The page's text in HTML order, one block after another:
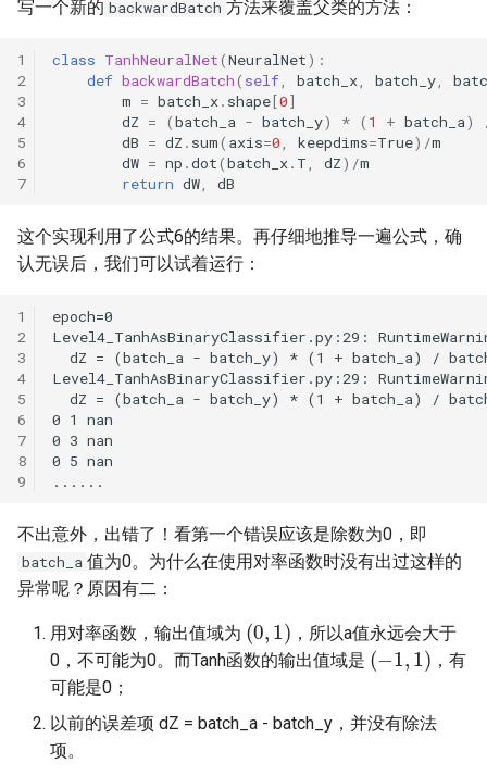
写一个新的 backwardBatch 方法来覆盖父类的方法：
class TanhNeuralNet(NeuralNet):
def backwardBatch( self, batch_x, batch_y,
m = batch_x. shape[0]
dZ = (batch_a - batch_y) * ( 1 + batch_a)
dB = dZ . sum( axis=0, keepdims=True) /m
dW = np .dot(batch_x. T, dZ) /m
return dW, dB
这个实现利用了公式6的结果。再仔细地推导一遍公式，确
认无误后，我们可以试着运行：
不出意外，出错了！看第一个错误应该是除数为0，即
batch_a 值为0。为什么在使用对率函数时没有出过这样的
异常呢？原因有二：
用对率函数，输出值域为
(0 1 )
，所以a值永远会大于
0，不可能为0。而Tanh函数的输出值域是
(−1,1)
，有
可能是0；
以前的误差项 dZ = batch_a - batch_y，并没有除法
项。